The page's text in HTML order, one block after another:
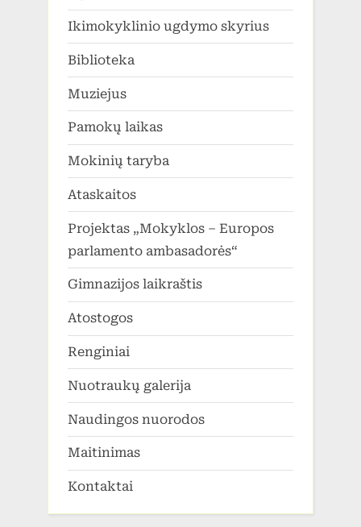
Ikimokyklinio ugdymo skyrius
Biblioteka
Muziejus
Pamokų laikas
Mokinių taryba
Ataskaitos
Projektas „Mokyklos – Europos
parlamento ambasadorės“
Gimnazijos laikraštis
Atostogos
Renginiai
Nuotraukų galerija
Naudingos nuorodos
Maitinimas
Kontaktai